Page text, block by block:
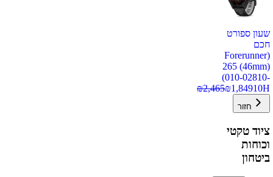
שעון ספורט
חכם
(Forerunner
265 (46mm)
(010-02810-
10H
₪1,849
₪2,465
חזור
ציוד טקטי
וכוחות
ביטחון